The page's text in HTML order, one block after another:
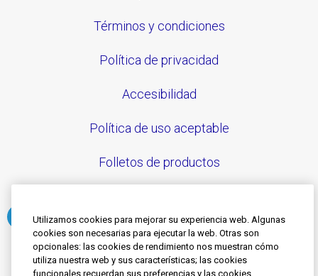
Términos y condiciones
Política de privacidad
Accesibilidad
Política de uso aceptable
Folletos de productos
Síguenos
Utilizamos cookies para mejorar su experiencia web. Algunas
cookies son necesarias para ejecutar la web. Otras son
opcionales: las cookies de rendimiento nos muestran cómo
utiliza nuestra web y sus características; las cookies
funcionales recuerdan sus preferencias y las cookies